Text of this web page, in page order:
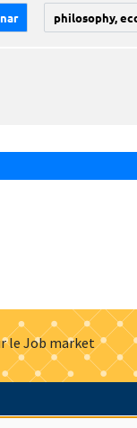
philosophy,
le Job market
Gestion des